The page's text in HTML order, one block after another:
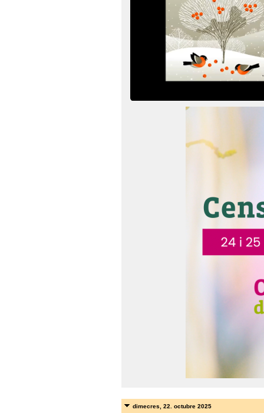
dimecres, 22. octubre 2025